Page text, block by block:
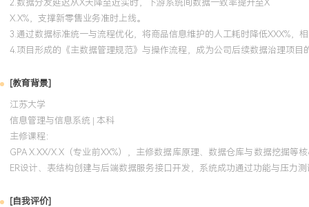
2.数据分发延迟从X天降至近实时，下游系统间数据一致率提升至X
X.X%，支撑新零售业务准时上线。
3.通过数据标准统一与流程优化，将商品信息维护的人工耗时降低XXX%，
4.项目形成的《主数据管理规范》与操作流程，成为公司后续数据治理项目
[教育背景]
江苏大学
信息管理与信息系统 | 本科
主修课程：
GPA X.XX/X.X（专业前XX%），主修数据库原理、数据仓库与数据挖掘
ER设计、表结构创建与后端数据服务接口开发，系统成功通过功能与压力测
[自我评价]